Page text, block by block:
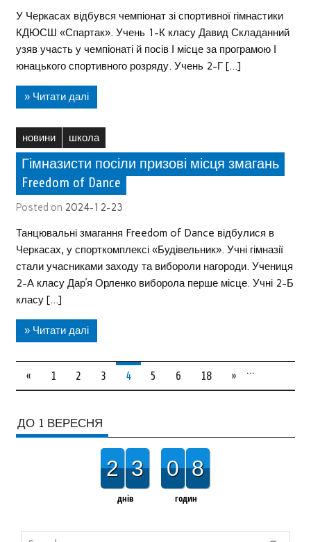
У Черкасах відбувся чемпіонат зі спортивної гімнастики
КДЮСШ «Спартак». Учень 1-К класу Давид Складанний
узяв участь у чемпіонаті й посів І місце за програмою І
юнацького спортивного розряду. Учень 2-Г […]
» Читати далі
новини школа
Гімназисти посіли призові місця змагань
Freedom of Dance
Posted on 2024-12-23
Танцювальні змагання Freedom of Dance відбулися в
Черкасах, у спорткомплексі «Будівельник». Учні гімназії
стали учасниками заходу та вибороли нагороди. Учениця
2-А класу Дар’я Орленко виборола перше місце. Учні 2-Б
класу […]
» Читати далі
« 1 2 3 4 5 6 …
18 »
ДО 1 ВЕРЕСНЯ
2 3
днів
0 8
годин